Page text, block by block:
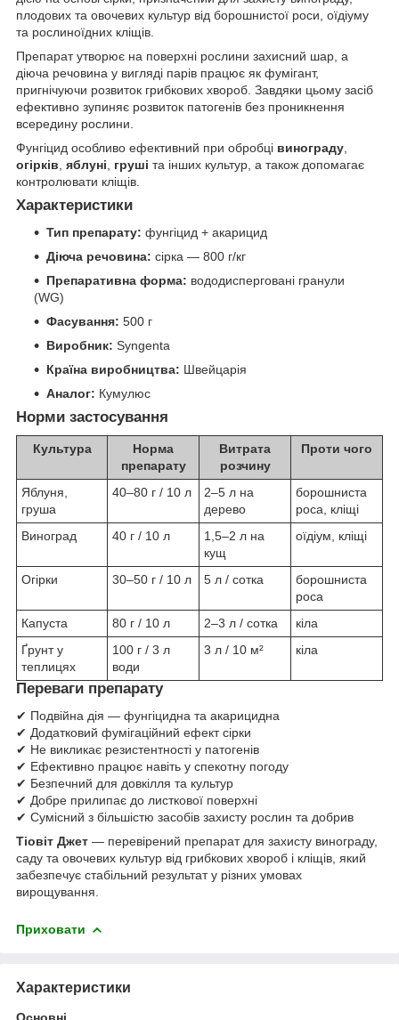
плодових та овочевих культур від борошнистої роси, оїдіуму
та рослиноїдних кліщів.
Препарат утворює на поверхні рослини захисний шар, а
діюча речовина у вигляді парів працює як фумігант,
пригнічуючи розвиток грибкових хвороб. Завдяки цьому засіб
ефективно зупиняє розвиток патогенів без проникнення
всередину рослини.
Фунгіцид особливо ефективний при обробці винограду
огірків яблуні груші та інших культур, а також допомагає
контролювати кліщів.
Характеристики
Тип препарату: фунгіцид + акарицид
Діюча речовина: сірка — 800 г/кг
Препаративна форма: вододисперговані гранули
(WG)
Фасування: 500 г
Виробник: Syngenta
Країна виробництва: Швейцарія
Аналог: Кумулюс
Норми застосування
Культура
Норма
препарату
Витрата
розчину
Проти чого
Яблуня,
груша
40–80 г / 10 л
2–5 л на
дерево
борошниста
роса, кліщі
Виноград
40 г / 10 л
1,5–2 л на
кущ
оїдіум, кліщі
Огірки 30–50 г / 10 л 5 л / сотка
борошниста
роса
Капуста
80 г / 10 л 2–3 л / сотка
кіла
Ґрунт у
теплицях
100 г / 3 л
води
3 л / 10 м² кіла
Переваги препарату
✔ Подвійна дія — фунгіцидна та акарицидна
✔ Додатковий фумігаційний ефект сірки
✔ Не викликає резистентності у патогенів
✔ Ефективно працює навіть у спекотну погоду
✔ Безпечний для довкілля та культур
✔ Добре прилипає до листкової поверхні
✔ Сумісний з більшістю засобів захисту рослин та добрив
Тіовіт Джет — перевірений препарат для захисту винограду,
саду та овочевих культур від грибкових хвороб і кліщів, який
забезпечує стабільний результат у різних умовах
вирощування.
Приховати
Характеристики
Основні